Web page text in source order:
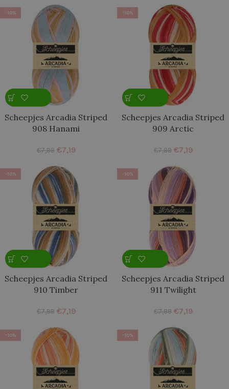
-10%
Scheepjes Arcadia Striped
908 Hanami
€7,99 €7,19
-10%
Scheepjes Arcadia Striped
909 Arctic
€7,99 €7,19
-10%
Scheepjes Arcadia Striped
910 Timber
€7,99 €7,19
-10%
Scheepjes Arcadia Striped
911 Twilight
€7,99 €7,19
-10% -10%